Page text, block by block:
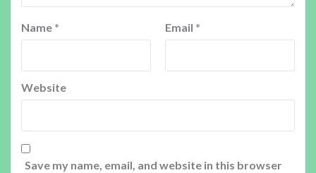
Name * Email *
Website
Save my name, email, and website in this browser